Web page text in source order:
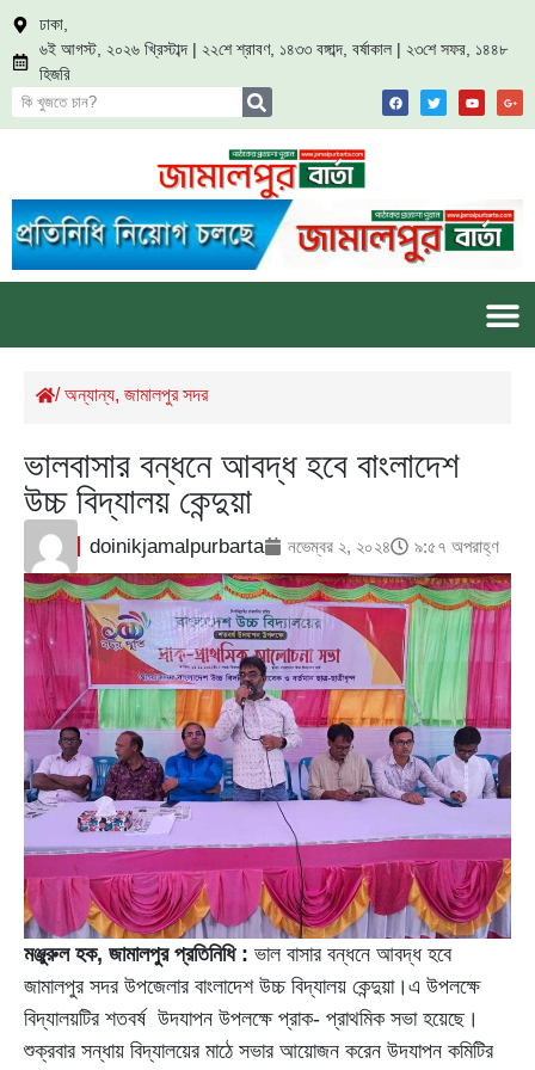
ঢাকা,
৬ই আগস্ট, ২০২৬ খ্রিস্টাব্দ | ২২শে শ্রাবণ, ১৪৩৩ বঙ্গাব্দ, বর্ষাকাল | ২৩শে সফর, ১৪৪৮
হিজরি
/অন্যান্য, জামালপুর সদর
ভালবাসার বন্ধনে আবদ্ধ হবে বাংলাদেশ
উচ্চ বিদ্যালয় কেন্দুয়া
doinikjamalpurbarta নভেম্বর ২, ২০২৪ ৯:৫৭ অপরাহ্ণ
মঞ্জুরুল হক, জামালপুর প্রতিনিধি : ভাল বাসার বন্ধনে আবদ্ধ হবে
জামালপুর সদর উপজেলার বাংলাদেশ উচ্চ বিদ্যালয় কেন্দুয়া।এ উপলক্ষে
বিদ্যালয়টির শতবর্ষ উদযাপন উপলক্ষে প্রাক- প্রাথমিক সভা হয়েছে।
শুক্রবার সন্ধায় বিদ্যালয়ের মাঠে সভার আয়োজন করেন উদযাপন কমিটির